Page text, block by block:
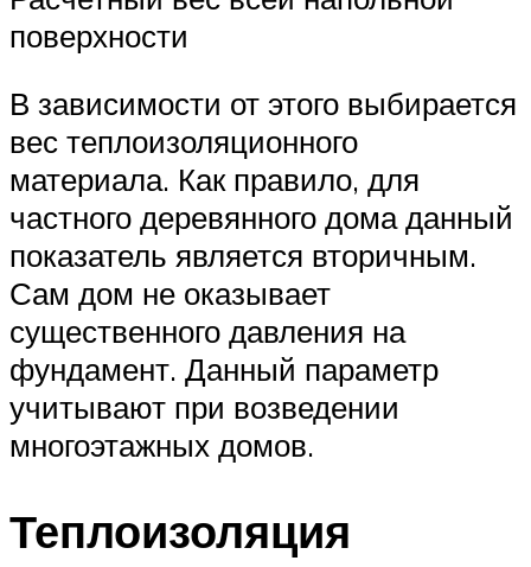
поверхности
В зависимости от этого выбирается
вес теплоизоляционного
материала. Как правило, для
частного деревянного дома данный
показатель является вторичным.
Сам дом не оказывает
существенного давления на
фундамент. Данный параметр
учитывают при возведении
многоэтажных домов.
Теплоизоляция